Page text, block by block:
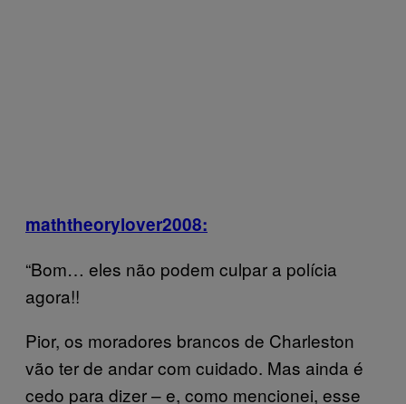
maththeorylover2008:
“Bom… eles não podem culpar a polícia
agora!!
Pior, os moradores brancos de Charleston
vão ter de andar com cuidado. Mas ainda é
cedo para dizer – e, como mencionei, esse